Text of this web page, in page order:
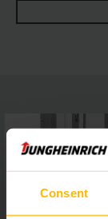
Consent
Dank der
sich das Gerät
Sicherheit ist
Bedeutung. So
von
verschlossene
den
Ihrem Lager bei.